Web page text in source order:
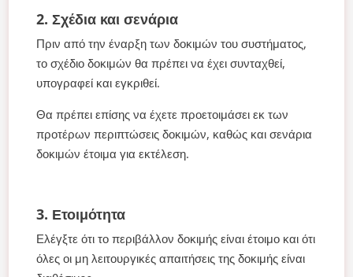
2. Σχέδια και σενάρια
Πριν από την έναρξη των δοκιμών του συστήματος,
το σχέδιο δοκιμών θα πρέπει να έχει συνταχθεί,
υπογραφεί και εγκριθεί.
Θα πρέπει επίσης να έχετε προετοιμάσει εκ των
προτέρων περιπτώσεις δοκιμών, καθώς και σενάρια
δοκιμών έτοιμα για εκτέλεση.
3. Ετοιμότητα
Ελέγξτε ότι το περιβάλλον δοκιμής είναι έτοιμο και ότι
όλες οι μη λειτουργικές απαιτήσεις της δοκιμής είναι